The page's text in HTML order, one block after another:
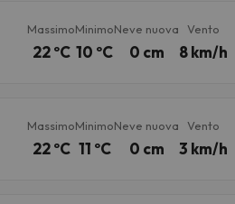
Massimo
22 ºC
Minimo
10 ºC
Neve nuova
0 cm
Vento
8 km/h
Massimo
22 ºC
Minimo
11 ºC
Neve nuova
0 cm
Vento
3 km/h